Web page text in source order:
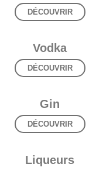
DÉCOUVRIR
Vodka
DÉCOUVRIR
Gin
DÉCOUVRIR
Liqueurs